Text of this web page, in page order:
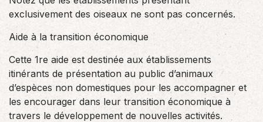
exclusivement des oiseaux ne sont pas concernés.
Aide à la transition économique
Cette 1re aide est destinée aux établissements
itinérants de présentation au public d’animaux
d’espèces non domestiques pour les accompagner et
les encourager dans leur transition économique à
travers le développement de nouvelles activités.